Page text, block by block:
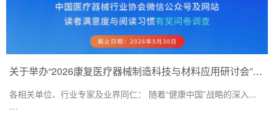
关于举办“2026康复医疗器械制造科技与材料应用研讨会”的通知
各相关单位、行业专家及业界同仁： 随着“健康中国”战略的深入...
…